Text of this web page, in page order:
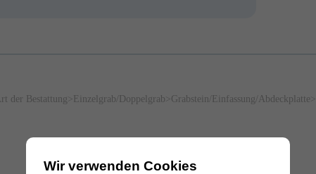
der Bestattung > Einzelgrab/Doppelgrab >Grabstein/Einfassung/Abdeckplatte >
Wir verwenden Cookies